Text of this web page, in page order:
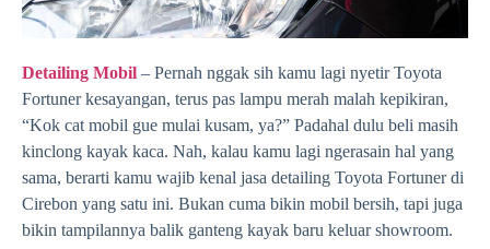
Detailing Mobil – Pernah nggak sih kamu lagi nyetir Toyota
Fortuner kesayangan, terus pas lampu merah malah kepikiran,
“Kok cat mobil gue mulai kusam, ya?” Padahal dulu beli masih
kinclong kayak kaca. Nah, kalau kamu lagi ngerasain hal yang
sama, berarti kamu wajib kenal jasa detailing Toyota Fortuner di
Cirebon yang satu ini. Bukan cuma bikin mobil bersih, tapi juga
bikin tampilannya balik ganteng kayak baru keluar showroom.